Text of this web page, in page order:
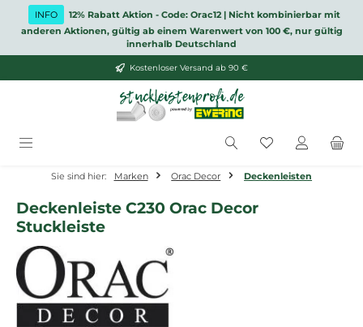
Zum Hauptinhalt springen
INFO
12% Rabatt Aktion - Code: Orac12 | Nicht kombinierbar mit
anderen Aktionen, gültig ab einem Warenwert von 100 €, nur gültig
innerhalb Deutschland
Kostenloser Versand ab 90 €
Du hast 0
Sie sind hier: Marken Orac Decor Deckenleisten
Deckenleiste C230 Orac Decor
Stuckleiste